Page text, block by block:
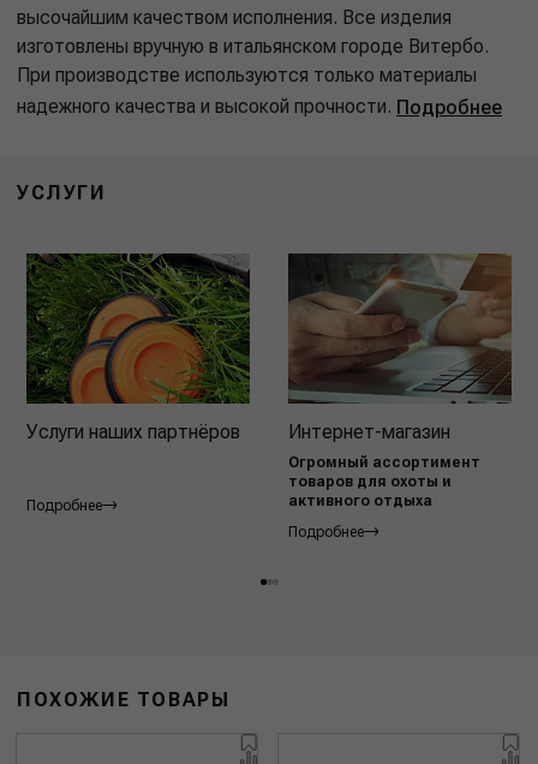
высочайшим качеством исполнения. Все изделия
изготовлены вручную в итальянском городе Витербо.
При производстве используются только материалы
надежного качества и высокой прочности. Подробнее
УСЛУГИ
Услуги наших партнёров
Подробнее
Интернет-магазин
Огромный ассортимент
товаров для охоты и
активного отдыха
Подробнее
ПОХОЖИЕ ТОВАРЫ